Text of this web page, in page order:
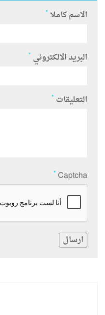
الاسم كاملا *
البريد الالكتروني *
التعليقات *
Captcha
*
ارسال